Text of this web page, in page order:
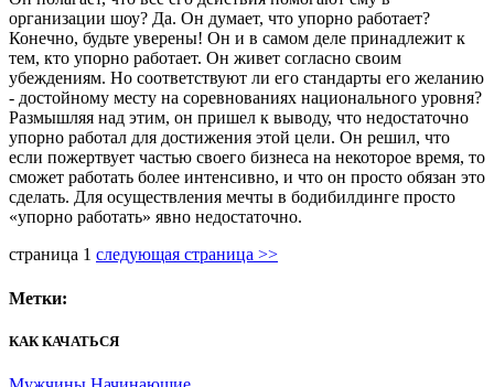
организации шоу? Да. Он думает, что упорно работает?
Конечно, будьте уверены! Он и в самом деле принадлежит к
тем, кто упорно работает. Он живет согласно своим
убеждениям. Но соответствуют ли его стандарты его желанию
- достойному месту на соревнованиях национального уровня?
Размышляя над этим, он пришел к выводу, что недостаточно
упорно работал для достижения этой цели. Он решил, что
если пожертвует частью своего бизнеса на некоторое время, то
сможет работать более интенсивно, и что он просто обязан это
сделать. Для осуществления мечты в бодибилдинге просто
«упорно работать» явно недостаточно.
страница 1 следующая страница >>
Метки:
КАК КАЧАТЬСЯ